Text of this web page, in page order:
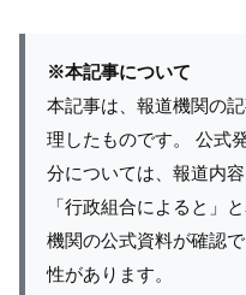
※本記事について
本記事は、報道機関の
理したものです。 公式
分については、報道内
「行政組合によると」
機関の公式資料が確認
性があります。